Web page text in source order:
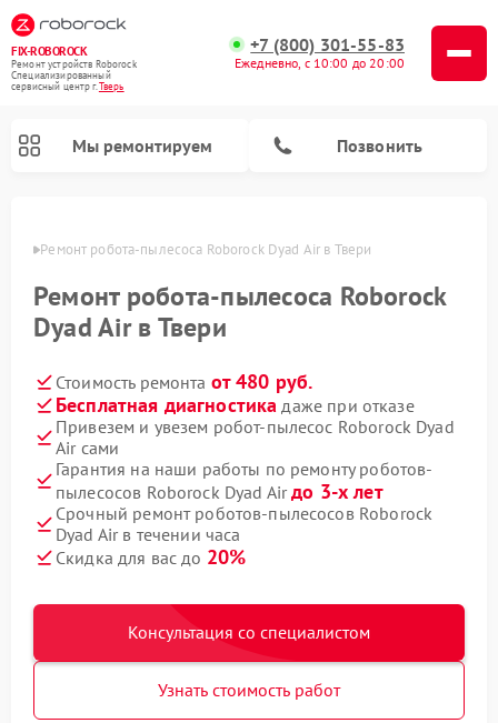
FIX-ROBOROCK
Ремонт устройств Roborock
Специализированный
cервисный центр г.Тверь
+7 (800) 301-55-83
Ежедневно, с 10:00 до 20:00
Мы ремонтируем Позвонить
Ремонт робота-пылесоса Roborock Dyad Air в Твери
Ремонт робота-пылесоса Roborock
Dyad Air в Твери
Стоимость ремонта от 480 руб.
Бесплатная диагностика даже при отказе
Привезем и увезем робот-пылесос Roborock Dyad
Air сами
Гарантия на наши работы по ремонту роботов-
пылесосов Roborock Dyad Airдо 3-х лет
Срочный ремонт роботов-пылесосов Roborock
Dyad Air в течении часа
Скидка для вас до 20%
Консультация со специалистом
Узнать стоимость работ